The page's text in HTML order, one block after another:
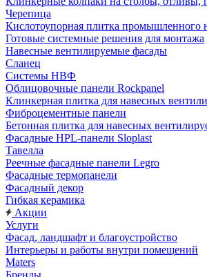
Черепица
Кислотоупорная плитка промышленного
Готовые системные решения для монтажа
Навесные вентилируемые фасады
Сланец
Системы НВФ
Облицовочные панели Rockpanel
Клинкерная плитка для навесных
Фиброцементные панели
Бетонная плитка для навесных
Фасадные HPL-панели Sloplast
Тавелла
Реечные фасадные панели Legro
Фасадные термопанели
Фасадный декор
Гибкая керамика
Акции
Услуги
Фасад, ландшафт и благоустройство
Интерьеры и работы внутри помещений
Maters
Бренды